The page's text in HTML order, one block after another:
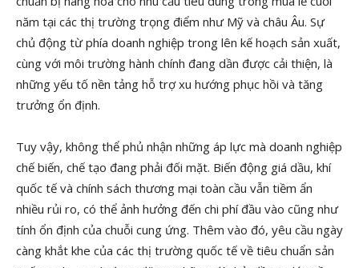
năm tại các thị trường trọng điểm như Mỹ và châu Âu. Sự
chủ động từ phía doanh nghiệp trong lên kế hoạch sản xuất,
cùng với môi trường hành chính đang dần được cải thiện, là
những yếu tố nền tảng hỗ trợ xu hướng phục hồi và tăng
trưởng ổn định.
Tuy vậy, không thể phủ nhận những áp lực mà doanh nghiệp
chế biến, chế tạo đang phải đối mặt. Biến động giá dầu, khí
quốc tế và chính sách thương mại toàn cầu vẫn tiềm ẩn
nhiều rủi ro, có thể ảnh hưởng đến chi phí đầu vào cũng như
tính ổn định của chuỗi cung ứng. Thêm vào đó, yêu cầu ngày
càng khắt khe của các thị trường quốc tế về tiêu chuẩn sản